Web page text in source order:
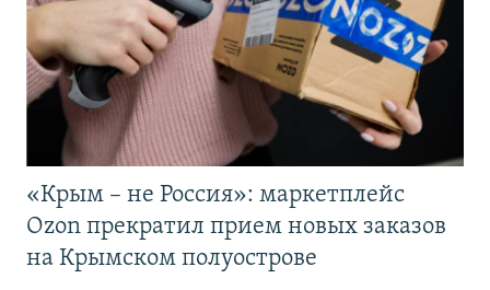
«Крым – не Россия»: маркетплейс
Ozon прекратил прием новых заказов
на Крымском полуострове